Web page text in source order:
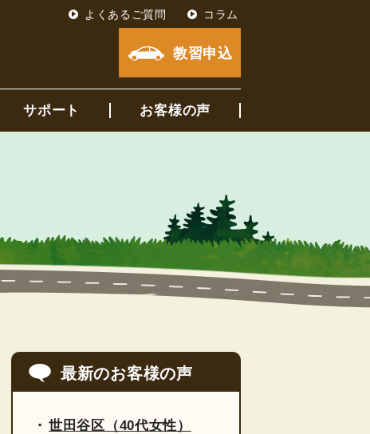
教習申込
よくあるご質問 コラム
サポート お客様の声
最新のお客様の声
世田谷区（40代女性）